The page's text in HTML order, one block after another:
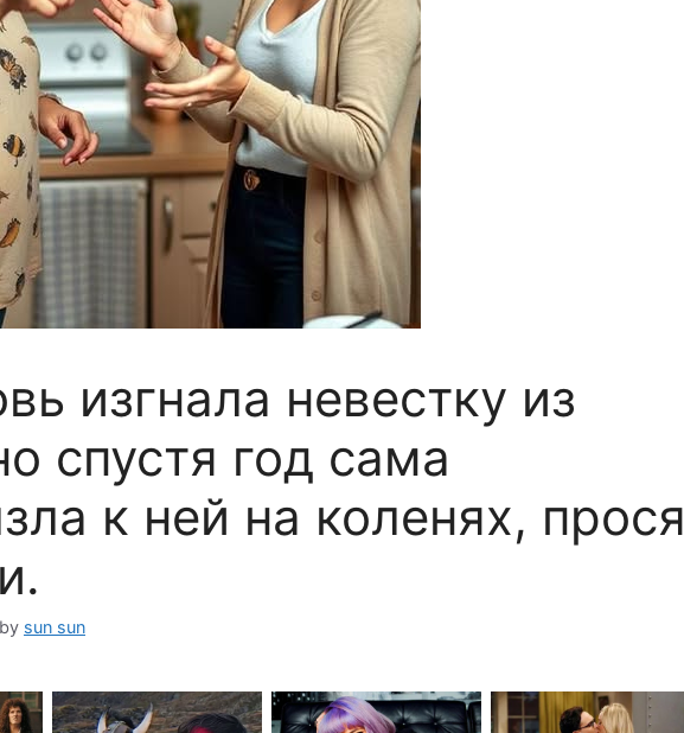
изгнала невестку из
спустя год сама
к ней на коленях, прося
by sun sun